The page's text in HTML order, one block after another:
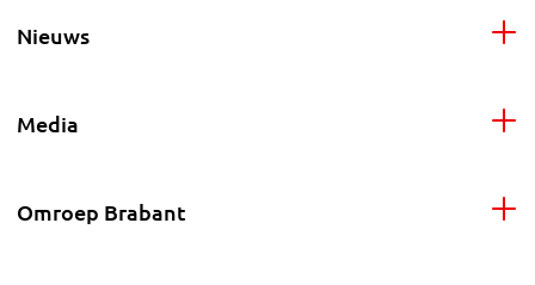
Nieuws
Media
Omroep Brabant